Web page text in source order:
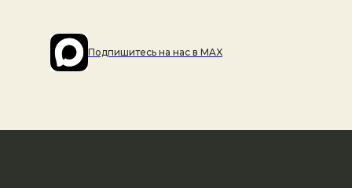
Подпишитесь на наc в MAX